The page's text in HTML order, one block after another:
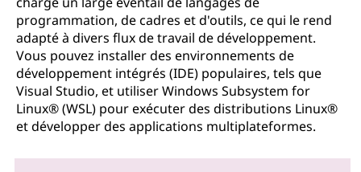
programmation, de cadres et d'outils, ce qui le rend
adapté à divers flux de travail de développement.
Vous pouvez installer des environnements de
développement intégrés (IDE) populaires, tels que
Visual Studio, et utiliser Windows Subsystem for
Linux® (WSL) pour exécuter des distributions Linux®
et développer des applications multiplateformes.